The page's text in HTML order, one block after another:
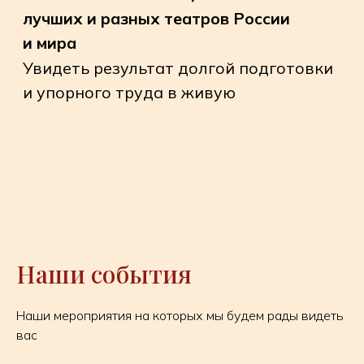
Наши события
Наши мероприятия на которых мы будем рады видеть
вас
удивительным миром балета!
«Закулисный ASловарь» поможет вам
отлично ориентироваться в театре
постоянных театральных зрителей
До скорой
встречи в зале